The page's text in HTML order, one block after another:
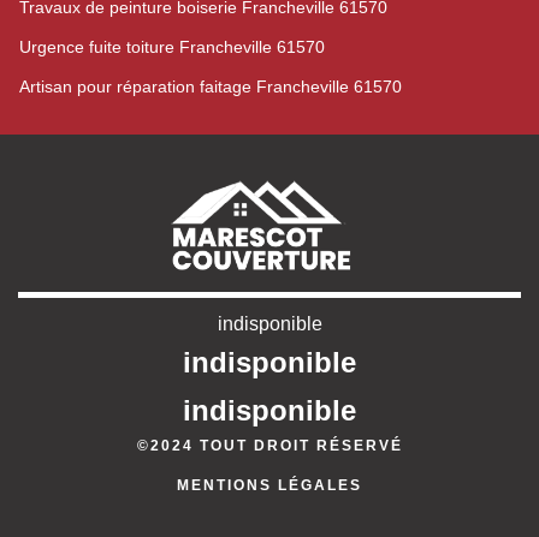
Travaux de peinture boiserie Francheville 61570
Urgence fuite toiture Francheville 61570
Artisan pour réparation faitage Francheville 61570
indisponible
indisponible
indisponible
©2024 TOUT DROIT RÉSERVÉ
MENTIONS LÉGALES